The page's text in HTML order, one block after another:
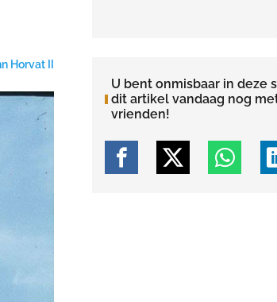
Horvat II
U bent onmisbaar in deze
dit artikel vandaag nog
vrienden!